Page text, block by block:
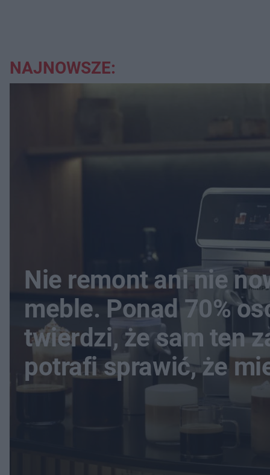
NAJNOWSZE:
Nie remont ani nie
meble. Ponad 70%
twierdzi, że sam ten
potrafi sprawić, że
staje się domem